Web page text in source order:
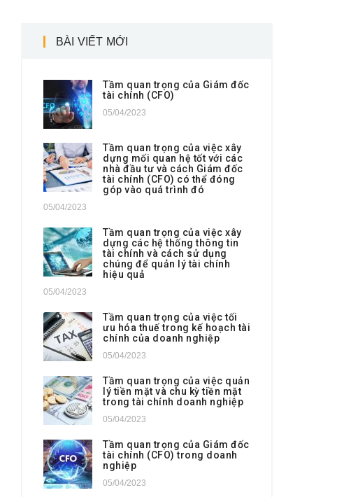
BÀI VIẾT MỚI
Tầm quan trọng của Giám đốc
tài chính (CFO)
05/04/2023
Tầm quan trọng của việc xây
dựng mối quan hệ tốt với các
nhà đầu tư và cách Giám đốc
tài chính (CFO) có thể đóng
góp vào quá trình đó
05/04/2023
Tầm quan trọng của việc xây
dựng các hệ thống thông tin
tài chính và cách sử dụng
chúng để quản lý tài chính
hiệu quả
05/04/2023
Tầm quan trọng của việc tối
ưu hóa thuế trong kế hoạch tài
chính của doanh nghiệp
05/04/2023
Tầm quan trọng của việc quản
lý tiền mặt và chu kỳ tiền mặt
trong tài chính doanh nghiệp
05/04/2023
Tầm quan trọng của Giám đốc
tài chính (CFO) trong doanh
nghiệp
05/04/2023